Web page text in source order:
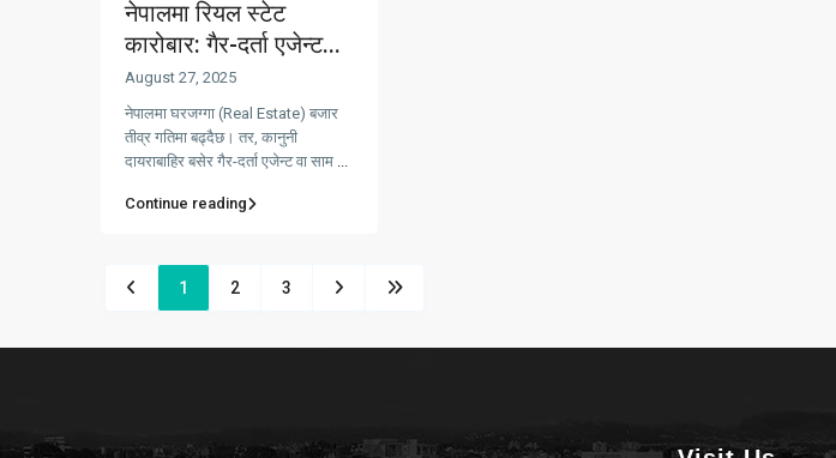
नेपालमा रियल स्टेट
कारोबार: गैर-दर्ता एजेन्ट...
August 27, 2025
नेपालमा घरजग्गा (Real Estate) बजार
तीव्र गतिमा बढ्दैछ। तर, कानुनी
दायराबाहिर बसेर गैर-दर्ता एजेन्ट वा साम ...
Continue reading
1 2 3